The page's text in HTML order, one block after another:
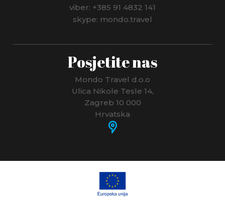
viber: +385 91 4832 141
skype: mondo.travel
Posjetite nas
Mondo Travel d.o.o
Ulica Nikole Tesle 14,
Zagreb 10 000
Hrvatska